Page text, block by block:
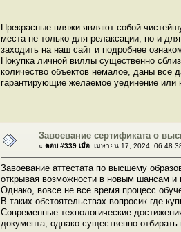
Прекрасные пляжи являют собой
места не только для релаксации, но и
заходить на наш сайт и подробнее
Покупка личной виллы существенно
количество объектов немалое, даны все
гарантирующие желаемое уединение или
Завоевание сертификата о
« ตอบ #339 เมื่อ: เมษายน 17, 2024,
Завоевание аттестата по высшему
открывая возможности в новым шансам и
Однако, вовсе не все время процесс
В таких обстоятельствах вопросик где
Современные технологические
документа, однако существенно